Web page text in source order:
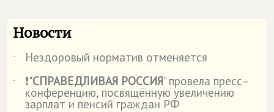
Новости
˙
Нездоровый норматив отменяется
˙
❗"СПРАВЕДЛИВАЯ РОССИЯ" провела пресс–
конференцию, посвящённую увеличению
зарплат и пенсий граждан РФ